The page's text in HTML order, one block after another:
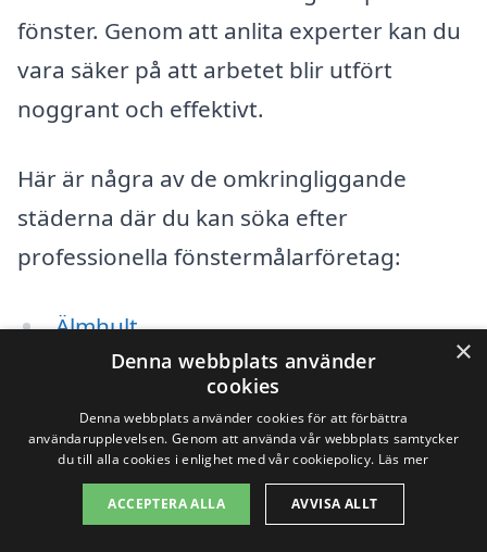
fönster. Genom att anlita experter kan du
vara säker på att arbetet blir utfört
noggrant och effektivt.
Här är några av de omkringliggande
städerna där du kan söka efter
professionella fönstermålarföretag:
Älmhult
Växjö
Korsberga
×
Denna webbplats använder
cookies
Denna webbplats använder cookies för att förbättra
användarupplevelsen. Genom att använda vår webbplats samtycker
du till alla cookies i enlighet med vår cookiepolicy. Läs mer
ACCEPTERA ALLA AVVISA ALLT